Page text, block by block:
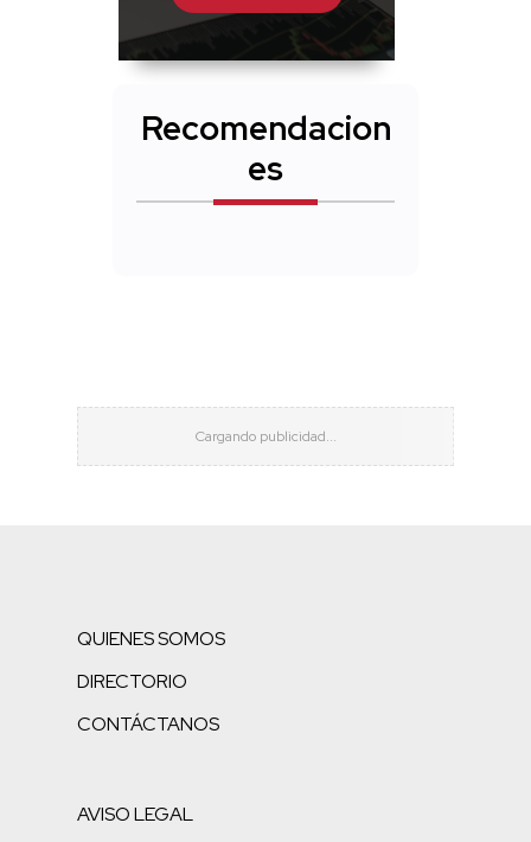
Recomendacion
es
QUIENES SOMOS
DIRECTORIO
CONTÁCTANOS
AVISO LEGAL